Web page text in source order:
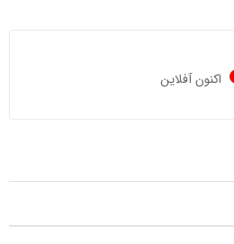
اکنون آفلاین